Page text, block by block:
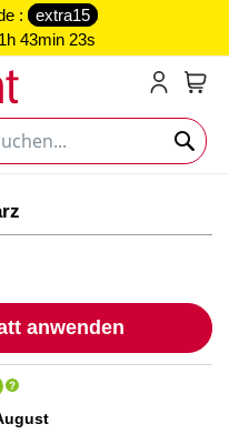
:
extra15
43min 23s
anwenden